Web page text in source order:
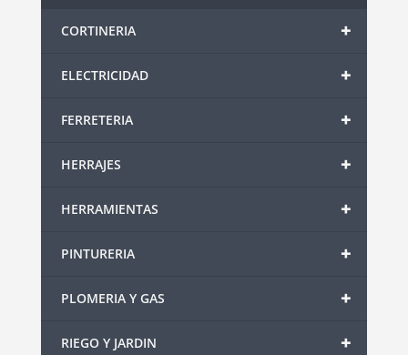
+
CORTINERIA
+
ELECTRICIDAD
+
FERRETERIA
+
HERRAJES
+
HERRAMIENTAS
+
PINTURERIA
+
PLOMERIA Y GAS
+
RIEGO Y JARDIN